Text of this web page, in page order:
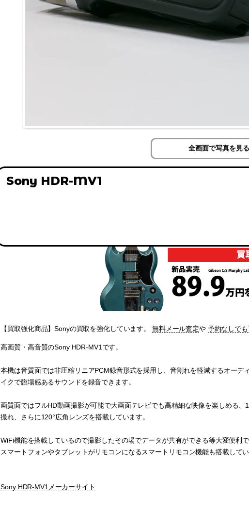
全画面で写真を見る
Sony HDR-MV1
【買取強化商品】Sonyの買取を強化しています。 無料メール査定や 予約なしで
高画質・高音質のSony HDR-MV1です。
本機は音質面では非圧縮リニアPCM録音形式を採用し、音割れを軽減するオー
イクで臨場感あるサウンドを録音できます。
画質面ではフルHD動画撮影が可能で大画面テレビでも高精細な映像を楽しめる
撮れ、さらに120°広角レンズを搭載しています。
WiFi機能を搭載しているので撮影したその場でデータが共有ができる等大変便利で
スマートフォンやタブレットがリモコンになるスマートリモコン機能も搭載してい
Sony HDR-MV1メーカーサイト